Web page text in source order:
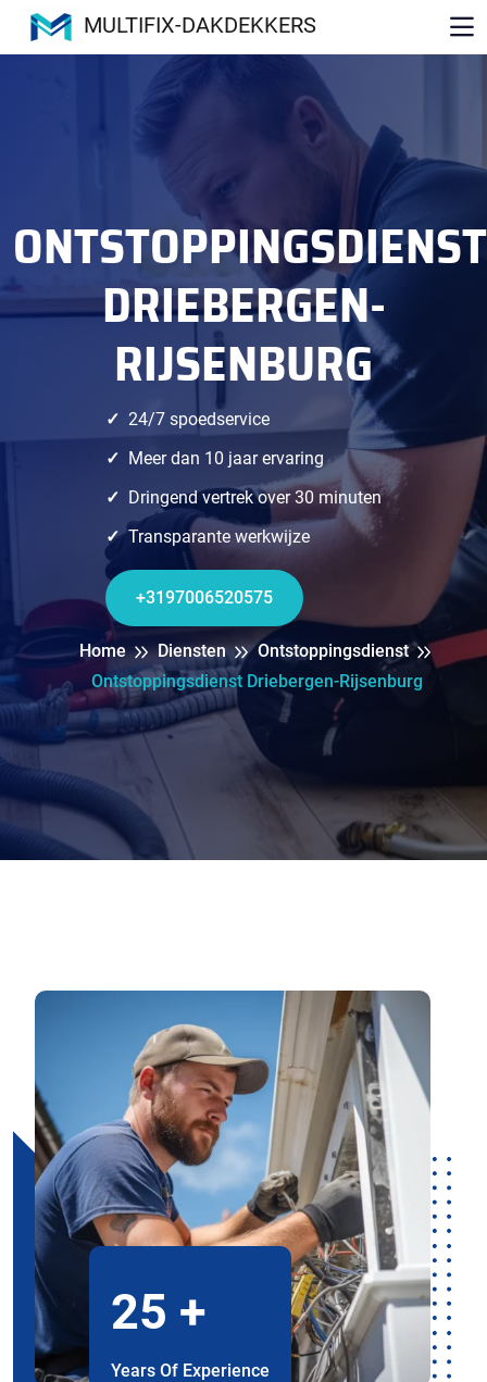
MULTIFIX-DAKDEKKERS
ONTSTOPPINGSDIENST
DRIEBERGEN-
RIJSENBURG
24/7 spoedservice
Meer dan 10 jaar ervaring
Dringend vertrek over 30 minuten
Transparante werkwijze
+3197006520575
Home Diensten
Ontstoppingsdienst
Ontstoppingsdienst Driebergen-Rijsenburg
25 +
Years Of Experience